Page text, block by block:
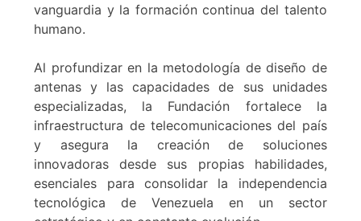
vanguardia y la formación continua del talento
humano.
Al profundizar en la metodología de diseño de
antenas y las capacidades de sus unidades
especializadas, la Fundación fortalece la
infraestructura de telecomunicaciones del país
y asegura la creación de soluciones
innovadoras desde sus propias habilidades,
esenciales para consolidar la independencia
tecnológica de Venezuela en un sector